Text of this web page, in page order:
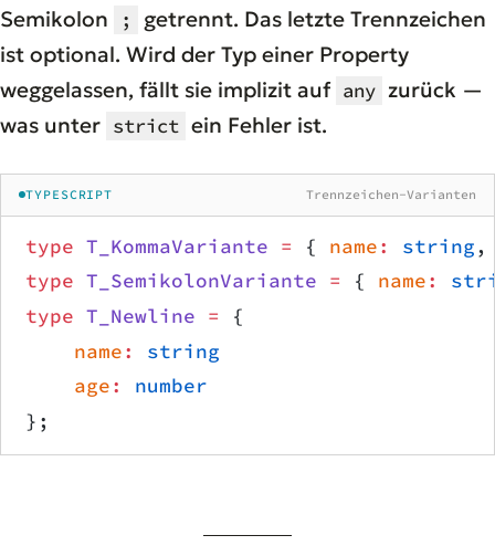
Semikolon
;
getrennt. Das letzte Trennzeichen
ist optional. Wird der Typ einer Property
weggelassen, fällt sie implizit auf any zurück —
was unter strict ein Fehler ist.
TYPESCRIPT Trennzeichen-Varianten
type T_KommaVariante = { name: string
type T_SemikolonVariante = { name:
type T_Newline = {
    name
:
string
    age
:
number
};